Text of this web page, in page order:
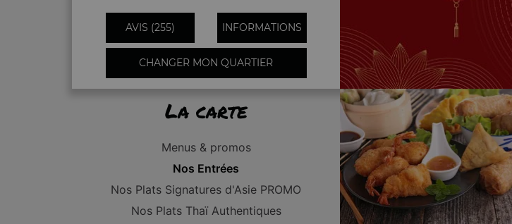
AVIS (255) INFORMATIONS
CHANGER MON QUARTIER
La carte
Menus & promos
Nos Entrées
Nos Plats Signatures d'Asie PROMO
Nos Plats Thaï Authentiques